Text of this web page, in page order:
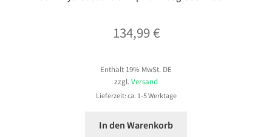
134,99€
Enthält 19% MwSt. DE
zzgl. Versand
Lieferzeit: ca. 1-5 Werktage
In den Warenkorb